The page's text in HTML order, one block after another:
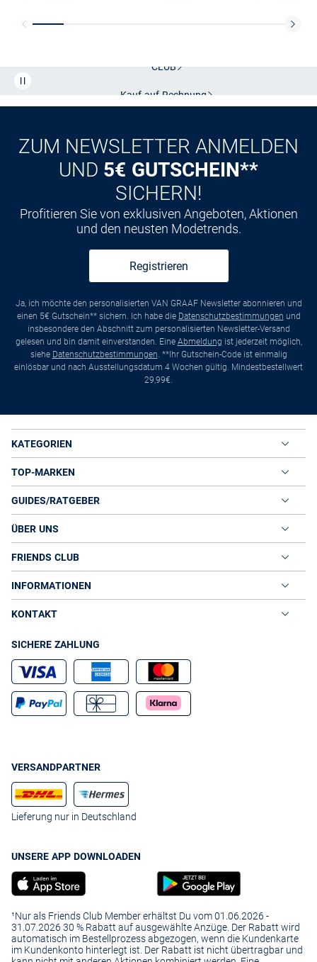
CLUB
Kauf auf Rechnung
ZUM NEWSLETTER ANMELDEN
UND 5€ GUTSCHEIN**
SICHERN!
Profitieren Sie von exklusiven Angeboten, Aktionen
und den neusten Modetrends.
Registrieren
Ja, ich möchte den personalisierten VAN GRAAF Newsletter abonnieren und
einen 5€ Gutschein** sichern. Ich habe die Datenschutzbestimmungen und
insbesondere den Abschnitt zum personalisierten Newsletter-Versand
gelesen und bin damit einverstanden. Eine Abmeldung ist jederzeit möglich,
siehe Datenschutzbestimmungen. **Ihr Gutschein-Code ist einmalig
einlösbar und nach Ausstellungsdatum 4 Wochen gültig. Mindestbestellwert
29,99€.
KATEGORIEN
TOP-MARKEN
GUIDES/RATGEBER
ÜBER UNS
FRIENDS CLUB
INFORMATIONEN
KONTAKT
SICHERE ZAHLUNG
VERSANDPARTNER
Lieferung nur in Deutschland
UNSERE APP DOWNLOADEN
¹Nur als Friends Club Member erhältst Du vom 01.06.2026 -
31.07.2026 30 % Rabatt auf ausgewählte Anzüge. Der Rabatt wird
automatisch im Bestellprozess abgezogen, wenn die Kundenkarte
im Kundenkonto hinterlegt ist. Der Rabatt ist nicht übertragbar und